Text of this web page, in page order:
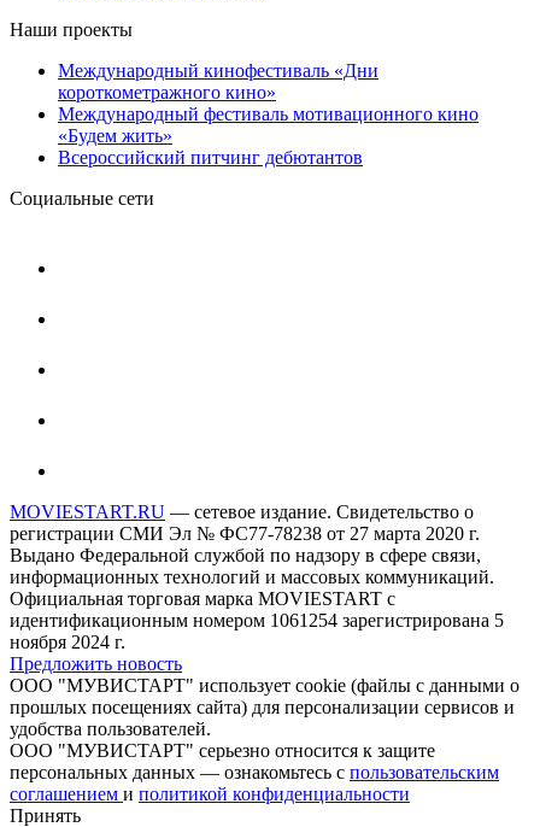
Наши проекты
Международный кинофестиваль «Дни
короткометражного кино»
Международный фестиваль мотивационного кино
«Будем жить»
Всероссийский питчинг дебютантов
Социальные сети
MOVIESTART.RU — сетевое издание. Свидетельство о
регистрации СМИ Эл № ФС77-78238 от 27 марта 2020 г.
Выдано Федеральной службой по надзору в сфере связи,
информационных технологий и массовых коммуникаций.
Официальная торговая марка MOVIESTART с
идентификационным номером 1061254 зарегистрирована 5
ноября 2024 г.
Предложить новость
ООО "МУВИСТАРТ" использует cookie (файлы с данными о
прошлых посещениях сайта) для персонализации сервисов и
удобства пользователей.
ООО "МУВИСТАРТ" серьезно относится к защите
персональных данных — ознакомьтесь с пользовательским
соглашением и политикой конфиденциальности
Принять